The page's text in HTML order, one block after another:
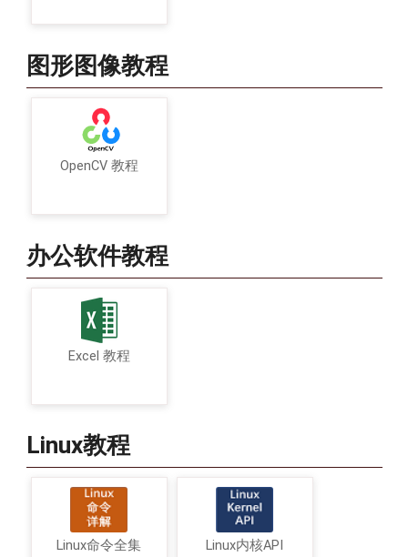
图形图像教程
OpenCV 教程
办公软件教程
Excel 教程
Linux教程
Linux命令全集 Linux内核API